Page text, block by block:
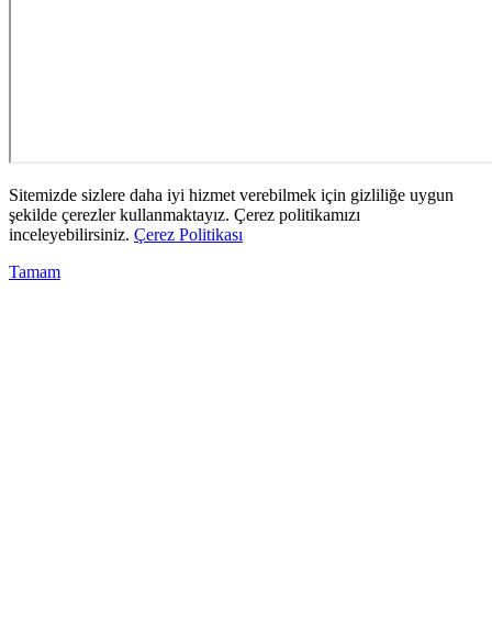
Sitemizde sizlere daha iyi hizmet verebilmek için gizliliğe uygun
şekilde çerezler kullanmaktayız. Çerez politikamızı
inceleyebilirsiniz. Çerez Politikası
Tamam